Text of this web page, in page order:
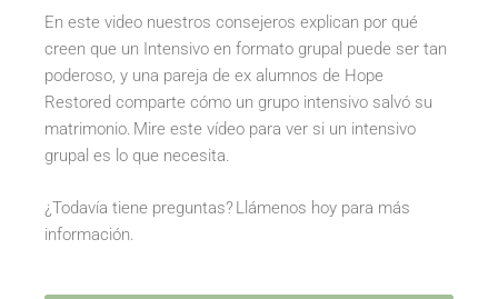
En este video nuestros consejeros explican por qué
creen que un Intensivo en formato grupal puede ser tan
poderoso, y una pareja de ex alumnos de Hope
Restored comparte cómo un grupo intensivo salvó su
matrimonio. Mire este vídeo para ver si un intensivo
grupal es lo que necesita.
¿Todavía tiene preguntas? Llámenos hoy para más
información.